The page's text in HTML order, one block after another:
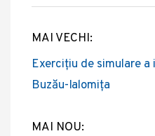
Post
navigation
MAI VECHI:
Exercițiu de simulare
Buzău-Ialomița
MAI NOU: